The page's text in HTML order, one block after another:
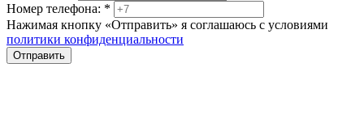
Номер телефона: *
Нажимая кнопку «Отправить» я соглашаюсь с условиями
политики конфиденциальности
Отправить